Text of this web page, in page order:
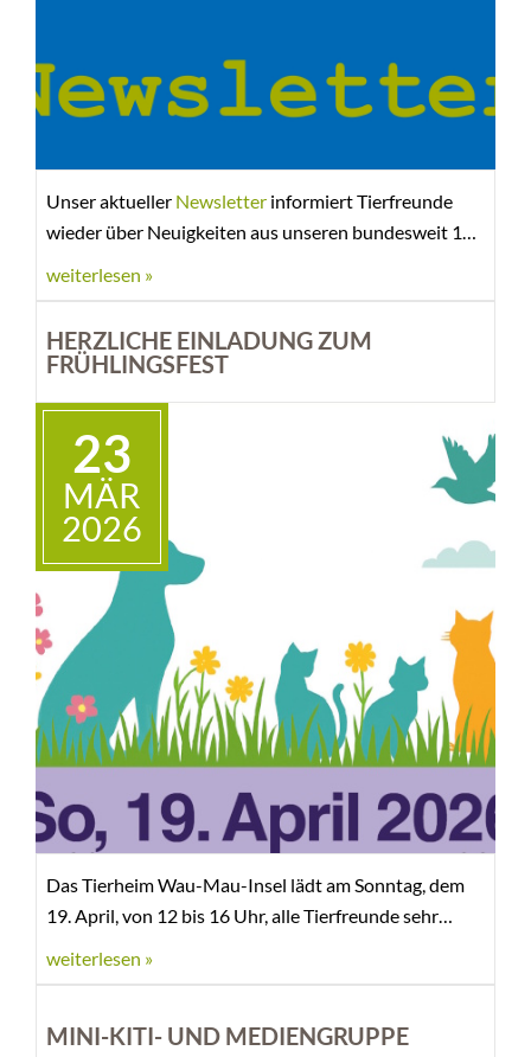
Unser aktueller Newsletter informiert Tierfreunde
wieder über Neuigkeiten aus unseren bundesweit 15
weiterlesen »
HERZLICHE EINLADUNG ZUM
FRÜHLINGSFEST
23
MÄR
2026
Das Tierheim Wau-Mau-Insel lädt am Sonntag, dem
19. April, von 12 bis 16 Uhr, alle Tierfreunde sehr
weiterlesen »
MINI-KITI- UND MEDIENGRUPPE